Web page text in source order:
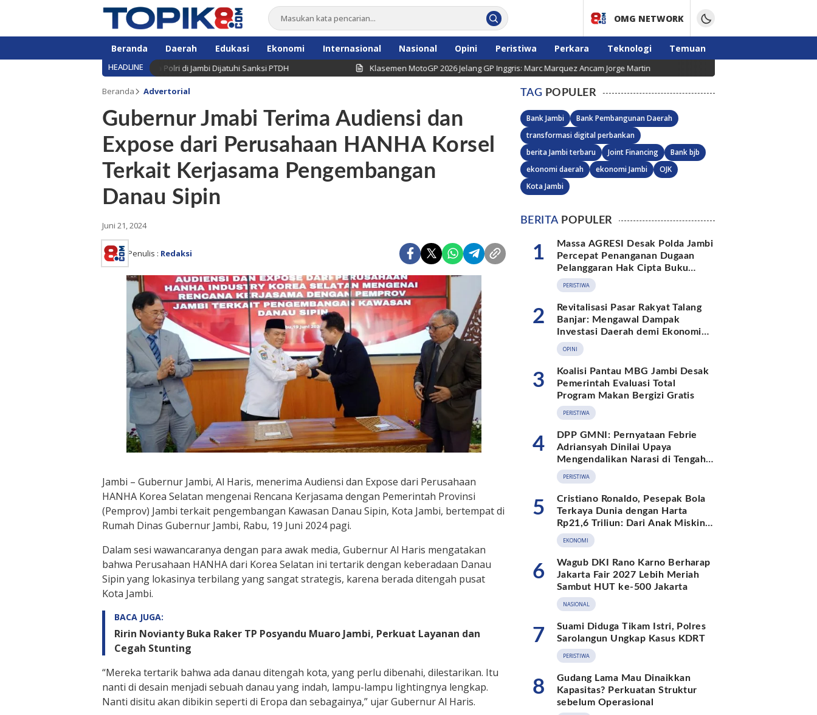
OMG NETWORK
Beranda Daerah Edukasi Ekonomi Internasional Nasional Opini Peristiwa Perkara Teknologi Temuan
HEADLINE
Brigadir EWS, Lima Anggota Polri di Jambi Dijatuhi Sanksi PTDH Klasemen MotoGP 2026 Jelang GP Inggris: Marc Marquez Ancam Jorge Martin
Beranda Advertorial
Gubernur Jmabi Terima Audiensi dan
Expose dari Perusahaan HANHA Korsel
Terkait Kerjasama Pengembangan
Danau Sipin
Juni 21, 2024
Penulis : Redaksi
Jambi – Gubernur Jambi, Al Haris, menerima Audiensi dan Expose dari Perusahaan
HANHA Korea Selatan mengenai Rencana Kerjasama dengan Pemerintah Provinsi
(Pemprov) Jambi terkait pengembangan Kawasan Danau Sipin, Kota Jambi, bertempat di
Rumah Dinas Gubernur Jambi, Rabu, 19 Juni 2024 pagi.
Dalam sesi wawancaranya dengan para awak media, Gubernur Al Haris mengatakan
bahwa Perusahaan HANHA dari Korea Selatan ini tertarik dengan keberadaan Danau
Sipin yang lokasinya terbilang yang sangat strategis, karena berada ditengah pusat
Kota Jambi.
BACA JUGA:
Ririn Novianty Buka Raker TP Posyandu Muaro Jambi, Perkuat Layanan dan
Cegah Stunting
“Mereka tertarik bahwa ada danau ditengah kota, yang perlu dibenahi, dilestarikan. Itu
nanti di desain menjadi sebuah danau yang indah, lampu-lampu lightingnya lengkap.
Nanti disitu akan dibikin seperti di Eropa dan sebagainya,” ujar Gubernur Al Haris.
TAG POPULER
Bank Jambi
Bank Pembangunan Daerah
transformasi digital perbankan
berita Jambi terbaru
Joint Financing
Bank bjb
ekonomi daerah
ekonomi Jambi
OJK
Kota Jambi
BERITAPOPULER
1
Massa AGRESI Desak Polda Jambi
Percepat Penanganan Dugaan
Pelanggaran Hak Cipta Buku
Hukum Adat Melayu Jambi
PERISTIWA
2
Revitalisasi Pasar Rakyat Talang
Banjar: Mengawal Dampak
Investasi Daerah demi Ekonomi
Berkelanjutan
OPINI
3
Koalisi Pantau MBG Jambi Desak
Pemerintah Evaluasi Total
Program Makan Bergizi Gratis
PERISTIWA
4
DPP GMNI: Pernyataan Febrie
Adriansyah Dinilai Upaya
Mengendalikan Narasi di Tengah
Deretan Fakta yang Belum
Terjawab
PERISTIWA
5
Cristiano Ronaldo, Pesepak Bola
Terkaya Dunia dengan Harta
Rp21,6 Triliun: Dari Anak Miskin
hingga Miliarder
EKONOMI
6
Wagub DKI Rano Karno Berharap
Jakarta Fair 2027 Lebih Meriah
Sambut HUT ke-500 Jakarta
NASIONAL
7
Suami Diduga Tikam Istri, Polres
Sarolangun Ungkap Kasus KDRT
PERISTIWA
8
Gudang Lama Mau Dinaikkan
Kapasitas? Perkuatan Struktur
sebelum Operasional